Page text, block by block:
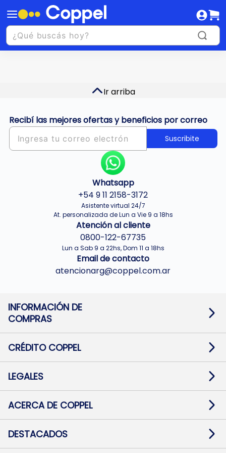
Ir arriba
Recibí las mejores ofertas y beneficios por correo
Suscribite
Whatsapp
+54 9 11 2158-3172
Asistente virtual 24/7
At. personalizada de Lun a Vie 9 a 18hs
Atención al cliente
0800-122-67735
Lun a Sab 9 a 22hs, Dom 11 a 18hs
Email de contacto
atencionarg@coppel.com.ar
INFORMACIÓN DE
COMPRAS
Términos y condiciones
Botón de arrepentimiento
Mapa de sitio
CRÉDITO COPPEL
Solicitar Crédito
Medios de Pago
Pago Fácil Online
LEGALES
Baja contratos
Defensa al consumidor CABA
ACERCA DE COPPEL
Trabajá con Nosotros
Preguntas Frecuentes
DESTACADOS